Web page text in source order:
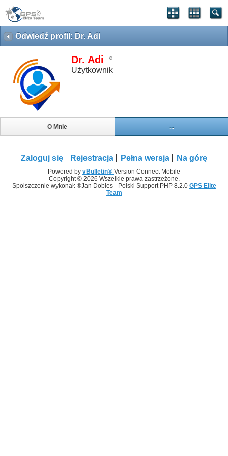
Odwiedź profil: Dr. Adi
Dr. Adi
Użytkownik
O Mnie ...
Zaloguj się Rejestracja Pełna wersja Na górę
Powered by vBulletin® Version Connect Mobile
Copyright © 2026 Wszelkie prawa zastrzeżone.
Spolszczenie wykonał: ®Jan Dobies - Polski Support PHP 8.2.0 GPS Elite
Team